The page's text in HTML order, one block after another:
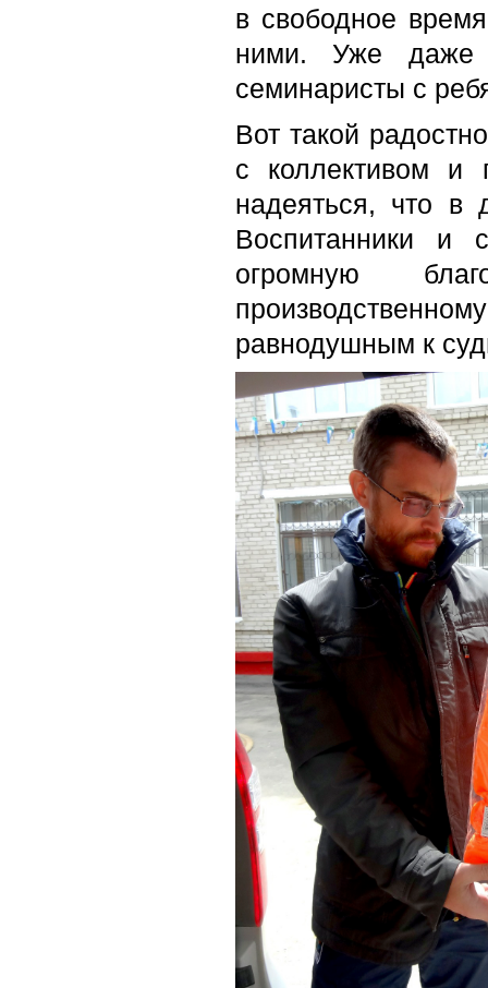
в свободное
ними. Уже даже
семинаристы с
Вот такой
с коллективом
надеяться, что в
Воспитанники и
огромную
равнодушным к